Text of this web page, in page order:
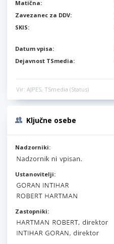
Matična:
Zavezanec za DDV:
SKIS:
Datum vpisa:
Dejavnost TSmedia:
Vir: AJPES, TSmedia (Status)
Ključne osebe
Nadzorniki:
Ustanovitelji:
Zastopniki: